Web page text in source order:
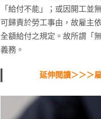
「給付不能」；或因開工並
可歸責於勞工事由，故雇主
全額給付之規定。故所謂「
義務。
延伸閱讀＞＞＞